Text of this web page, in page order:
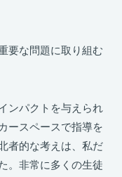
要な問題に取り組む
ンパクトを与えられ
ースペースで指導を
者的な考えは、私だ
。非常に多くの生徒